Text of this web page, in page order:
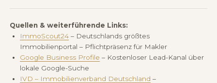
Quellen & weiterführende Links:
ImmoScout24– Deutschlands größtes
Immobilienportal – Pflichtpräsenz für Makler
Google Business Profile – Kostenloser Lead-Kanal über
lokale Google-Suche
IVD – Immobilienverband Deutschland –